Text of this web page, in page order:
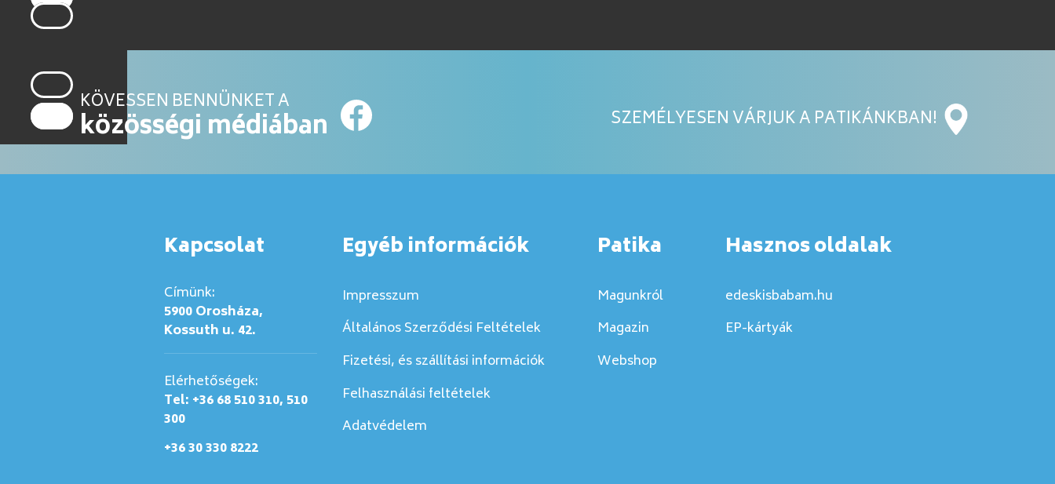
KÖVESSEN BENNÜNKET A
közösségi médiában SZEMÉLYESEN VÁRJUK A PATIKÁNKBAN!
Kapcsolat
Címünk:
5900 Orosháza,
Kossuth u. 42.
Elérhetőségek:
Tel: +36 68 510 310, 510
300
+36 30 330 8222
Egyéb információk
Impresszum
Általános Szerződési Feltételek
Fizetési, és szállítási információk
Felhasználási feltételek
Adatvédelem
Patika
Magunkról
Magazin
Webshop
Hasznos oldalak
edeskisbabam.hu
EP-kártyák